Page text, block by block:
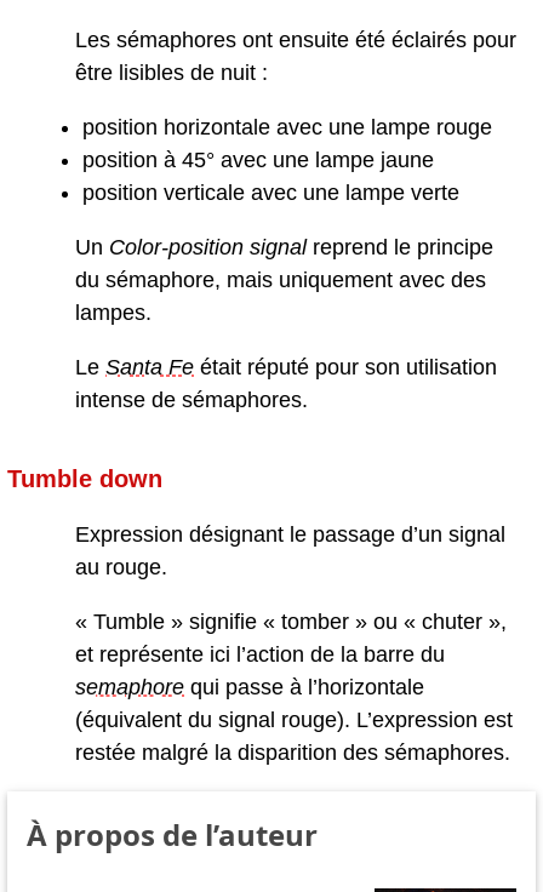
Les sémaphores ont ensuite été éclairés pour
être lisibles de nuit :
position horizontale avec une lampe rouge
position à 45° avec une lampe jaune
position verticale avec une lampe verte
Un Color-position signalreprend le principe
du sémaphore, mais uniquement avec des
lampes.
Le Santa Fe était réputé pour son utilisation
intense de sémaphores.
Tumble down
Expression désignant le passage d’un signal
au rouge.
« Tumble » signifie « tomber » ou « chuter »,
et représente ici l’action de la barre du
semaphore qui passe à l’horizontale
(équivalent du signal rouge). L’expression est
restée malgré la disparition des sémaphores.
À propos de l’auteur